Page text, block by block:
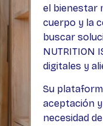
el bienestar
cuerpo y la
buscar
NUTRITION
digitales y
Su
aceptación
necesidad